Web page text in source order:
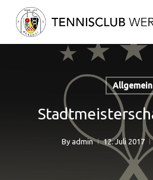
Allgemein
By admin 12. Juli 2017